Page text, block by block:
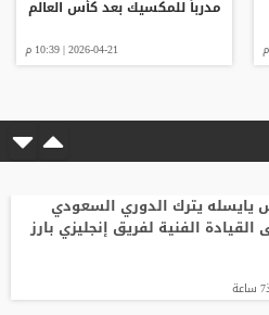
مدرباً للمكسيك بعد كأس العالم
2026-04-21 | 10:39 م
يايسله يترك الدوري السعودي
القيادة الفنية لفريق إنجليزي بارز